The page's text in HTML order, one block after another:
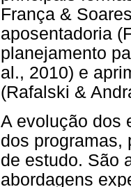
França &
aposentadoria
planejamento
al., 2010) e
(Rafalski &
A evolução dos
dos programas,
de estudo. São
abordagens